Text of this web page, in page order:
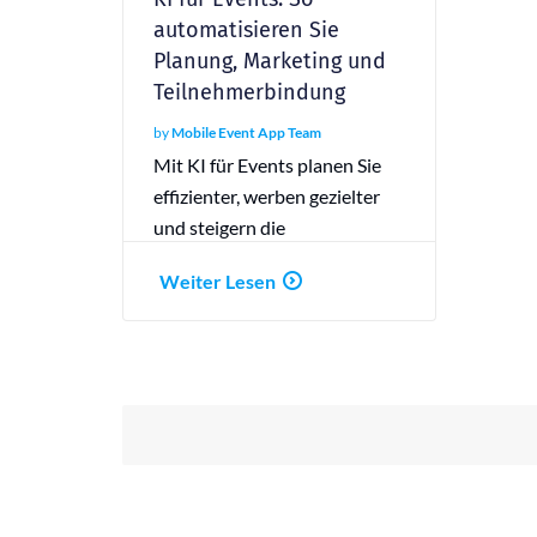
automatisieren Sie
Planung, Marketing und
Teilnehmerbindung
byMobile Event App Team
Mit KI für Events planen Sie
effizienter, werben gezielter
und steigern die
Entdecken Sie die Vorteile!
Weiter Lesen